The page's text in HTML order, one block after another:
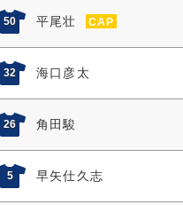
50 平尾壮 CAP
32 海口彦太
26 角田駿
5 早矢仕久志